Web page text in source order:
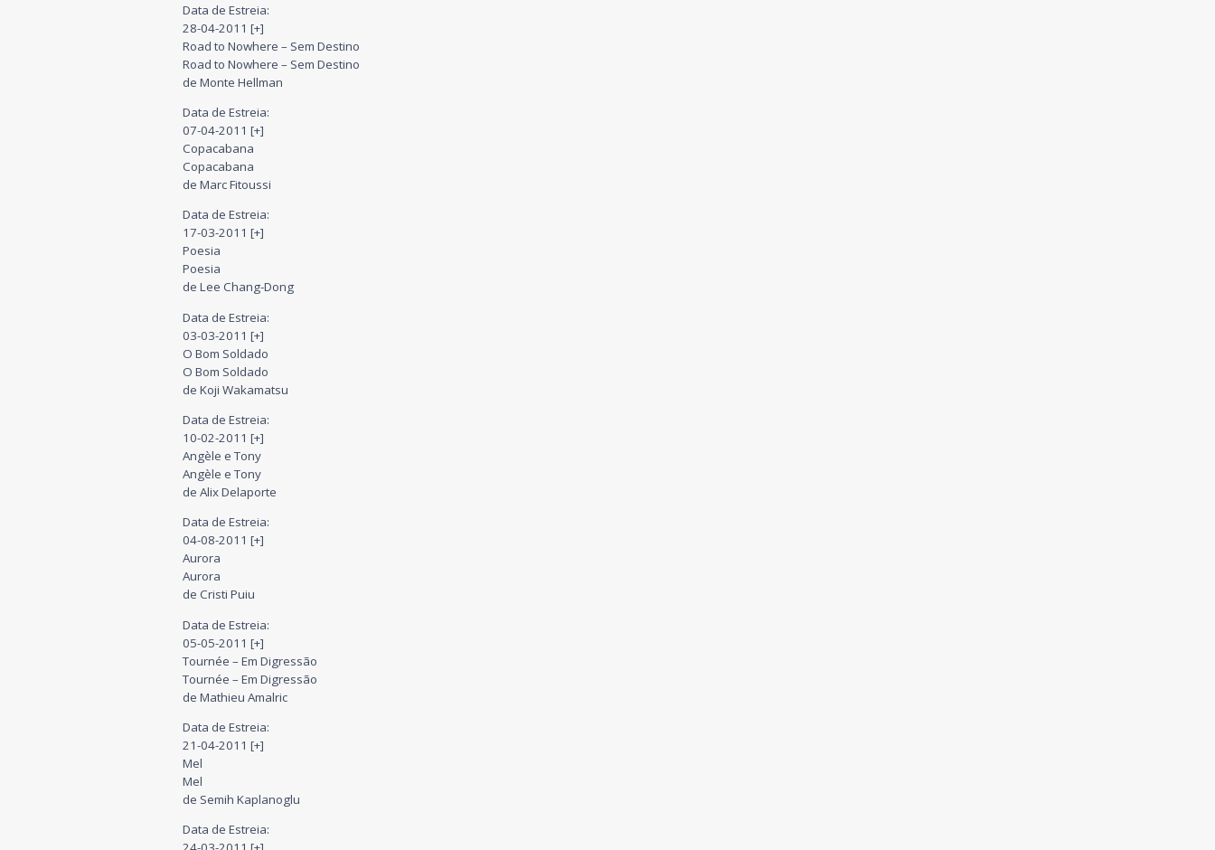
Data de Estreia:
28-04-2011 [+]
Road to Nowhere – Sem Destino
Road to Nowhere – Sem Destino
de Monte Hellman
Data de Estreia:
07-04-2011 [+]
Copacabana
Copacabana
de Marc Fitoussi
Data de Estreia:
17-03-2011 [+]
Poesia
Poesia
de Lee Chang-Dong
Data de Estreia:
03-03-2011 [+]
O Bom Soldado
O Bom Soldado
de Koji Wakamatsu
Data de Estreia:
10-02-2011 [+]
Angèle e Tony
Angèle e Tony
de Alix Delaporte
Data de Estreia:
04-08-2011 [+]
Aurora
Aurora
de Cristi Puiu
Data de Estreia:
05-05-2011 [+]
Tournée – Em Digressão
Tournée – Em Digressão
de Mathieu Amalric
Data de Estreia:
21-04-2011 [+]
Mel
Mel
de Semih Kaplanoglu
Data de Estreia: